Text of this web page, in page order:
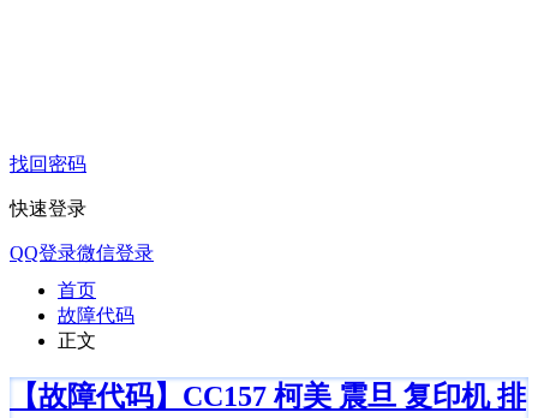
找回密码
快速登录
QQ登录微信登录
首页
故障代码
正文
【故障代码】CC157 柯美 震旦 复印机 排